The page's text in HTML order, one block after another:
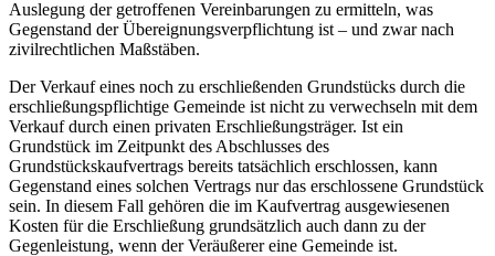
Auslegung der getroffenen Vereinbarungen zu ermitteln, was
Gegenstand der Übereignungsverpflichtung ist – und zwar nach
zivilrechtlichen Maßstäben.
Der Verkauf eines noch zu erschließenden Grundstücks durch die
erschließungspflichtige Gemeinde ist nicht zu verwechseln mit dem
Verkauf durch einen privaten Erschließungsträger. Ist ein
Grundstück im Zeitpunkt des Abschlusses des
Grundstückskaufvertrags bereits tatsächlich erschlossen, kann
Gegenstand eines solchen Vertrags nur das erschlossene Grundstück
sein. In diesem Fall gehören die im Kaufvertrag ausgewiesenen
Kosten für die Erschließung grundsätzlich auch dann zu der
Gegenleistung, wenn der Veräußerer eine Gemeinde ist.